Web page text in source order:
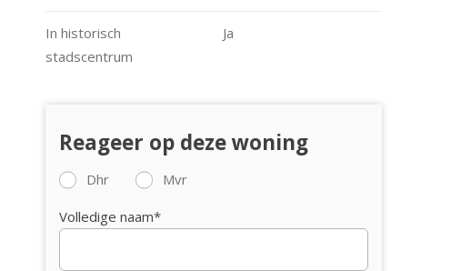
In historisch
stadscentrum
Ja
Reageer op deze woning
Dhr Mvr
Volledige naam*